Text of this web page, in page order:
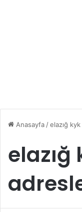
Anasayfa /elazığ